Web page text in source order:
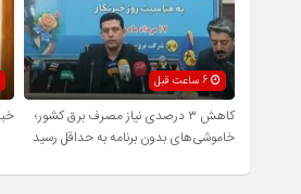
6 ساعت قبل
کاهش ۳ درصدی نیاز مصرف برق کشور؛
خاموشی‌های بدون برنامه به حداقل رسید